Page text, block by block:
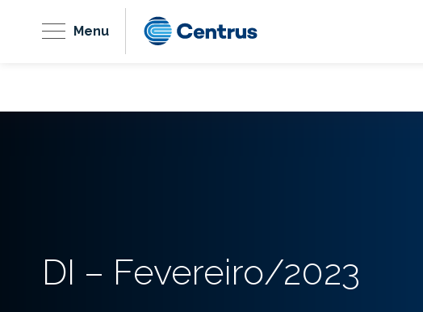
Menu
DI – Fevereiro/2023